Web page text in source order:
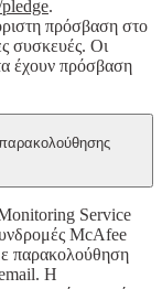
.
πρόσβαση στο
συσκευές. Οι
έχουν πρόσβαση
παρακολούθησης
Service
McAfee
παρακολούθηση
H